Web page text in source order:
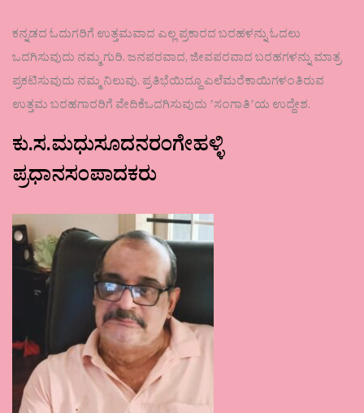
ಕನ್ನಡದ ಓದುಗರಿಗೆ ಉತ್ತಮವಾದ ಎಲ್ಲ ಪ್ರಕಾರದ ಬರಹಳನ್ನು ಓದಲು
ಒದಗಿಸುವುದು ನಮ್ಮ ಗುರಿ. ಜನಪರವಾದ, ಜೀವಪರವಾದ ಬರಹಗಳನ್ನು ಮಾತ್ರ
ಪ್ರಕಟಿಸುವುದು ನಮ್ಮ ನಿಲುವು. ಪ್ರತಿಭೆಯಿದ್ದೂ ಎಲೆಮರೆಕಾಯಿಗಳಂತಿರುವ
ಉತ್ತಮ ಬರಹಗಾರರಿಗೆ ವೇದಿಕೆಒದಗಿಸುವುದು ʼಸಂಗಾತಿʼಯ ಉದ್ದೇಶ.
ಕು.ಸ.ಮಧುಸೂದನರಂಗೇಹಳ್ಳಿ
ಪ್ರಧಾನಸಂಪಾದಕರು